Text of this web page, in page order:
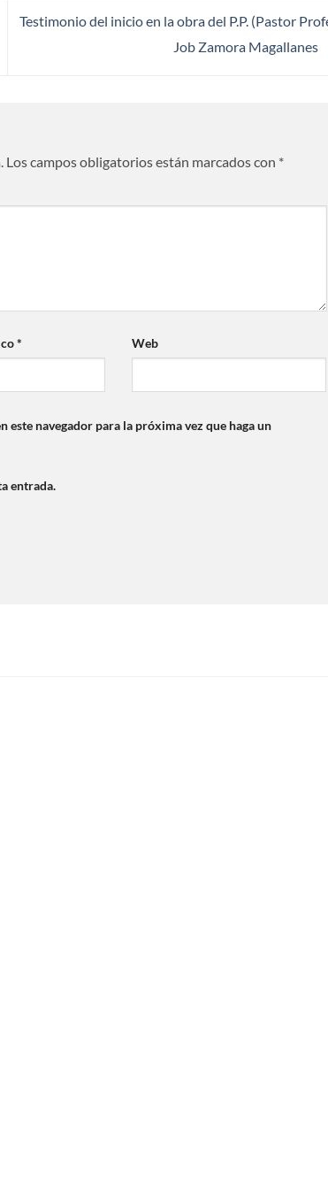
Testimonio del inicio en la obra del P.P. (Pastor
Job Zamora Magallanes
Los campos obligatorios están marcados con *
* Web
navegador para la próxima vez que haga un
entrada.